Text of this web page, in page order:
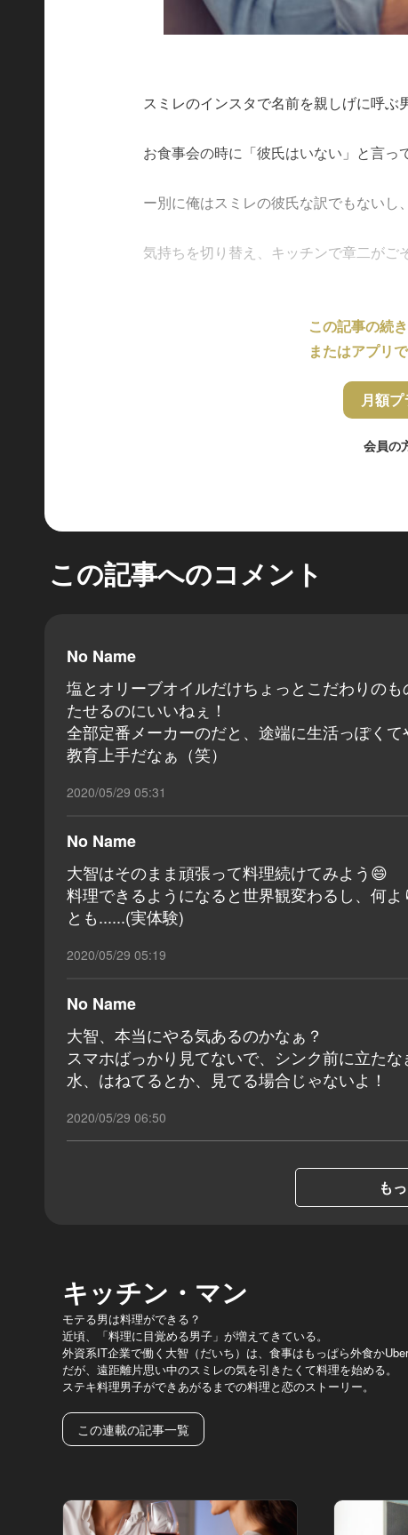
スミレのインスタで名前を親しげに呼ぶ
お食事会の時に「彼氏はいない」と言っ
ー別に俺はスミレの彼氏な訳でもないし
気持ちを切り替え、キッチンで章二がご
この記事の続
またはアプリ
月額
会員の
この記事へのコメント
No Name
塩とオリーブオイルだけちょっとこだわりの
たせるのにいいねぇ！
全部定番メーカーのだと、途端に生活っぽくて
教育上手だなぁ（笑）
2020/05/29 05:31
No Name
大智はそのまま頑張って料理続けてみよう😄
料理できるようになると世界観変わるし、何
とも......(実体験)
2020/05/29 05:19
No Name
大智、本当にやる気あるのかなぁ？
スマホばっかり見てないで、シンク前に立たな
水、はねてるとか、見てる場合じゃないよ！
2020/05/29 06:50
も
キッチン・マン
モテる男は料理ができる？
近頃、「料理に目覚める男子」が増えてきている。
外資系IT企業で働く大智（だいち）は、食事はもっぱら外食か
だが、遠距離片思い中のスミレの気を引きたくて料理を始める。
ステキ料理男子ができあがるまでの料理と恋のストーリー。
この連載の記事一覧